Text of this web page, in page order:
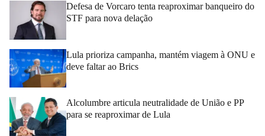
Defesa de Vorcaro tenta reaproximar banqueiro do
STF para nova delação
Lula prioriza campanha, mantém viagem à ONU e
deve faltar ao Brics
Alcolumbre articula neutralidade de União e PP
para se reaproximar de Lula